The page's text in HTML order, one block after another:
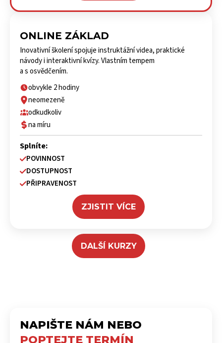
ONLINE ZÁKLAD
Inovativní školení spojuje instruktážní videa, praktické
návody i interaktivní kvízy. Vlastním tempem
a s osvědčením.
obvykle 2 hodiny
neomezeně
odkudkoliv
na míru
Splníte:
POVINNOST
DOSTUPNOST
PŘIPRAVENOST
ZJISTIT VÍCE
DALŠÍ KURZY
NAPIŠTE NÁM NEBO
POPTEJTE TERMÍN